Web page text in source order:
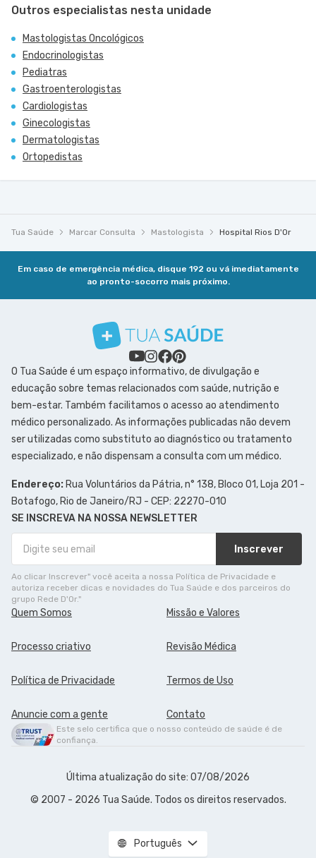
Outros especialistas nesta unidade
Mastologistas Oncológicos
Endocrinologistas
Pediatras
Gastroenterologistas
Cardiologistas
Ginecologistas
Dermatologistas
Ortopedistas
Tua Saúde Marcar Consulta Mastologista Hospital Rios D'Or
Em caso de emergência médica, disque 192 ou vá imediatamente
ao pronto-socorro mais próximo.
O Tua Saúde é um espaço informativo, de divulgação e
educação sobre temas relacionados com saúde, nutrição e
bem-estar. Também facilitamos o acesso ao atendimento
médico personalizado. As informações publicadas não devem
ser utilizadas como substituto ao diagnóstico ou tratamento
especializado, e não dispensam a consulta com um médico.
Endereço: Rua Voluntários da Pátria, n° 138, Bloco 01, Loja 201 -
Botafogo, Rio de Janeiro/RJ - CEP: 22270-010
SE INSCREVA NA NOSSA NEWSLETTER
Inscrever
Ao clicar Inscrever" você aceita a nossa Política de Privacidade e
autoriza receber dicas e novidades do Tua Saúde e dos parceiros do
grupo Rede D'Or."
Quem Somos Missão e Valores
Processo criativo Revisão Médica
Política de Privacidade Termos de Uso
Anuncie com a gente Contato
Este selo certifica que o nosso conteúdo de saúde é de
confiança.
Última atualização do site: 07/08/2026
© 2007 - 2026 Tua Saúde. Todos os direitos reservados.
Português